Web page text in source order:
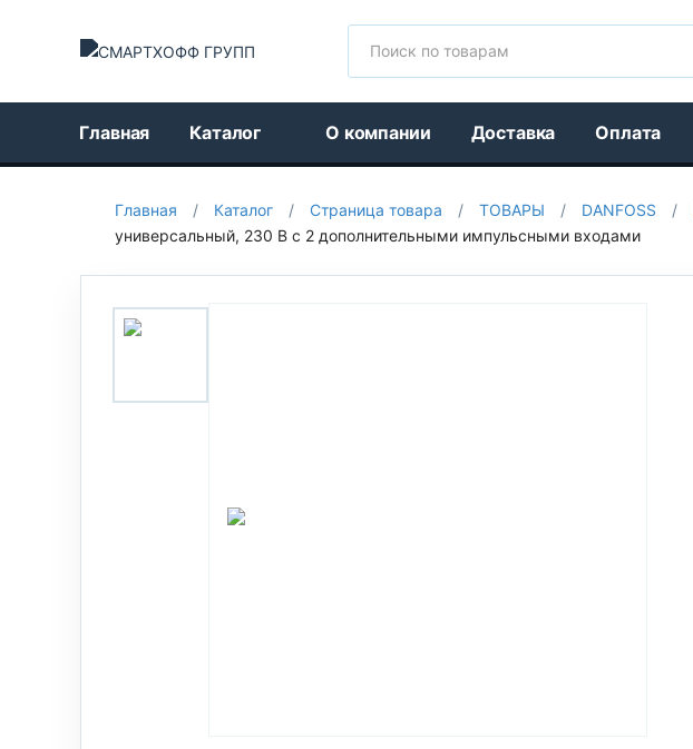
Главная Каталог О компании Доставка Оплата
Главная / Каталог / Страница товара / ТОВАРЫ / DANFOSS /
универсальный, 230 В с 2 дополнительными импульсными входами